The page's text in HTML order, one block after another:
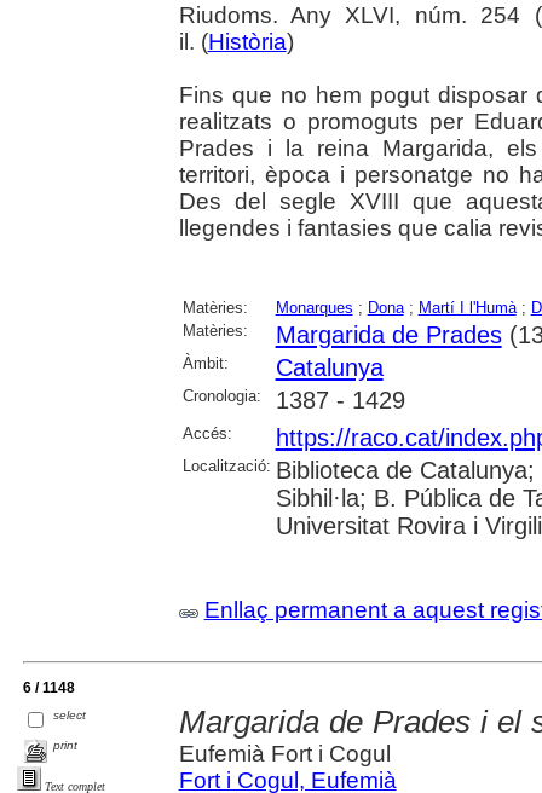
Riudoms. Any XLVI, núm. 254
il. (Història)
Fins que no hem pogut disposar
realitzats o promoguts per
Prades i la reina Margarida,
territori, època i personatge no
Des del segle XVIII que
llegendes i fantasies que calia
Matèries: Monarques ; Dona; Martí I l'Humà;
Matèries:
Margarida de Prades
Àmbit: Catalunya
Cronologia: 1387 - 1429
Accés: https://raco.cat/
Localització: Biblioteca de
Sibhil·la; B. Pública de
Universitat Rovira i Virgili
Enllaç permanent a aquest
6 / 1148
select
print
Text complet
Margarida de Prades i el
Eufemià Fort i Cogul
Fort i Cogul, Eufemià